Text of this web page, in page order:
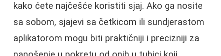
kako ćete najčešće koristiti sjaj. Ako ga nosite
sa sobom, sjajevi sa četkicom ili sundjerastom
aplikatorom mogu biti praktičniji i precizniji za